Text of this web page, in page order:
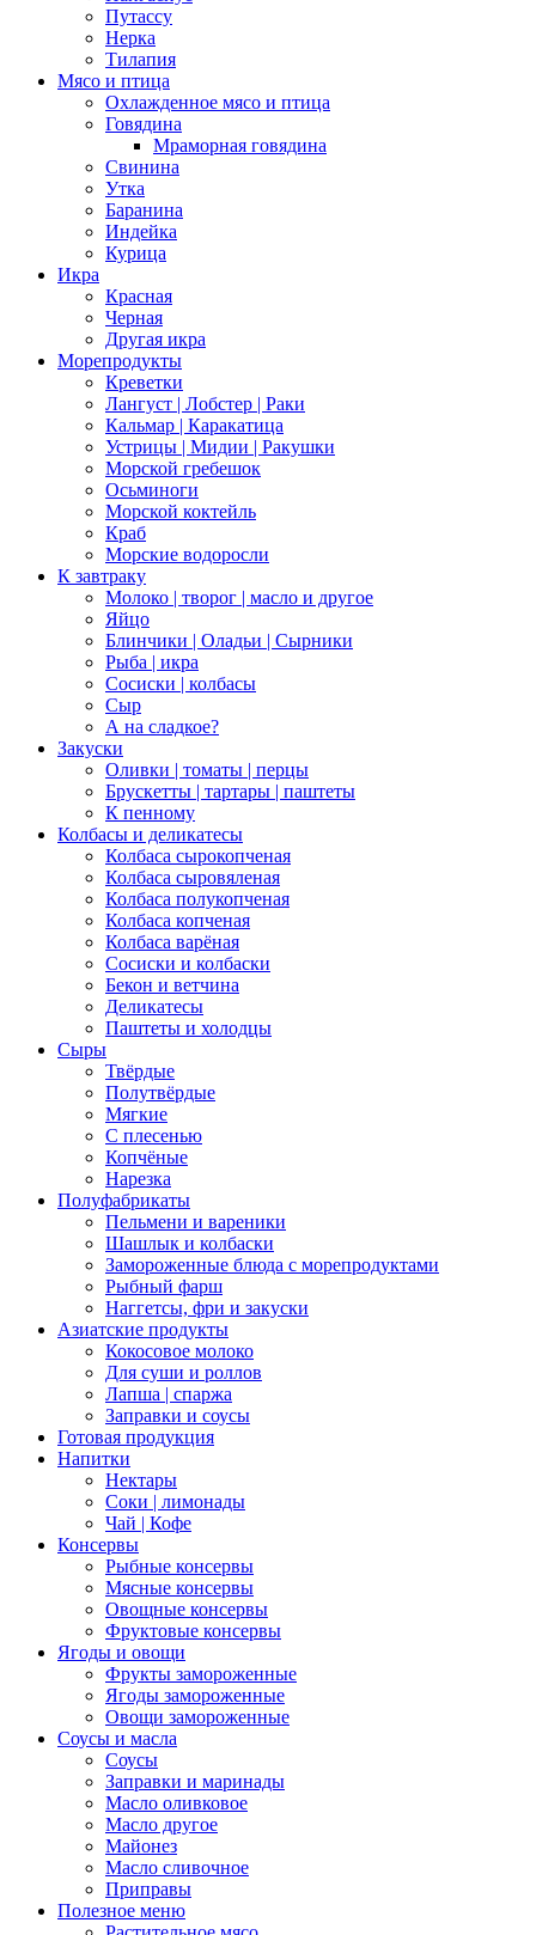
Путассу
Нерка
Тилапия
Мясо и птица
Охлажденное мясо и птица
Говядина
Мраморная говядина
Свинина
Утка
Баранина
Индейка
Курица
Икра
Красная
Черная
Другая икра
Морепродукты
Креветки
Лангуст | Лобстер | Раки
Кальмар | Каракатица
Устрицы | Мидии | Ракушки
Морской гребешок
Осьминоги
Морской коктейль
Краб
Морские водоросли
К завтраку
Молоко | творог | масло и другое
Яйцо
Блинчики | Оладьи | Сырники
Рыба | икра
Сосиски | колбасы
Сыр
А на сладкое?
Закуски
Оливки | томаты | перцы
Брускетты | тартары | паштеты
К пенному
Колбасы и деликатесы
Колбаса сырокопченая
Колбаса сыровяленая
Колбаса полукопченая
Колбаса копченая
Колбаса варёная
Сосиски и колбаски
Бекон и ветчина
Деликатесы
Паштеты и холодцы
Сыры
Твёрдые
Полутвёрдые
Мягкие
С плесенью
Копчёные
Нарезка
Полуфабрикаты
Пельмени и вареники
Шашлык и колбаски
Замороженные блюда с морепродуктами
Рыбный фарш
Наггетсы, фри и закуски
Азиатские продукты
Кокосовое молоко
Для суши и роллов
Лапша | спаржа
Заправки и соусы
Готовая продукция
Напитки
Нектары
Соки | лимонады
Чай | Кофе
Консервы
Рыбные консервы
Мясные консервы
Овощные консервы
Фруктовые консервы
Ягоды и овощи
Фрукты замороженные
Ягоды замороженные
Овощи замороженные
Соусы и масла
Соусы
Заправки и маринады
Масло оливковое
Масло другое
Майонез
Масло сливочное
Приправы
Полезное меню